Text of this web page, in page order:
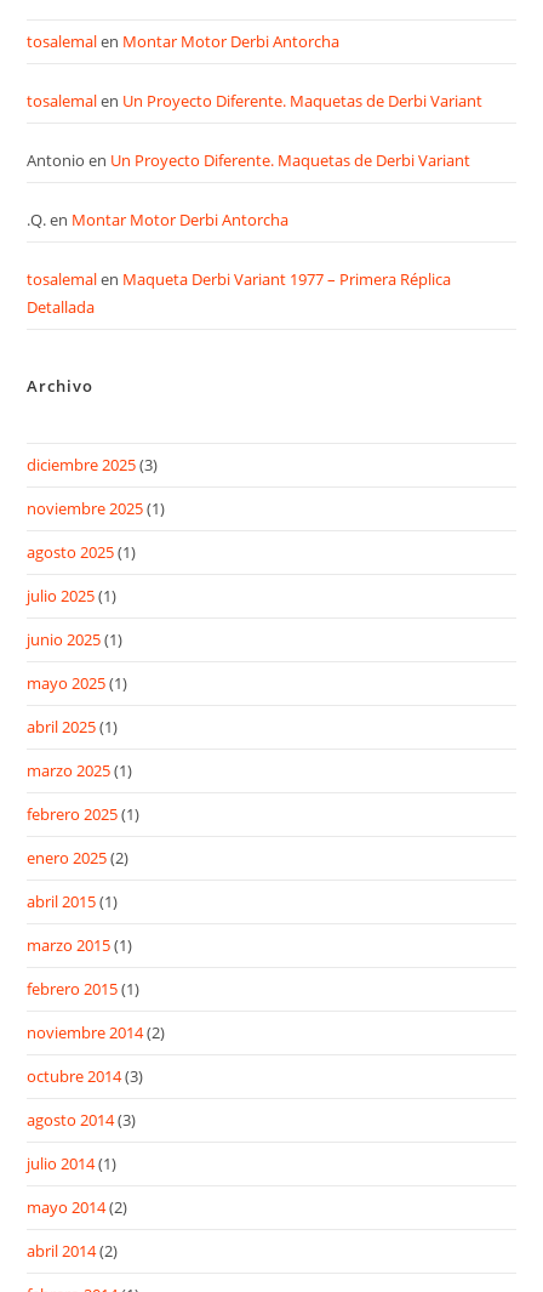
tosalemalen Montar Motor Derbi Antorcha
tosalemalen Un Proyecto Diferente. Maquetas de Derbi Variant
Antonio en Un Proyecto Diferente. Maquetas de Derbi Variant
.Q.en Montar Motor Derbi Antorcha
tosalemalen Maqueta Derbi Variant 1977 – Primera Réplica
Detallada
Archivo
diciembre 2025(3)
noviembre 2025(1)
agosto 2025(1)
julio 2025(1)
junio 2025(1)
mayo 2025(1)
abril 2025(1)
marzo 2025(1)
febrero 2025(1)
enero 2025(2)
abril 2015(1)
marzo 2015(1)
febrero 2015(1)
noviembre 2014(2)
octubre 2014(3)
agosto 2014(3)
julio 2014(1)
mayo 2014(2)
abril 2014(2)